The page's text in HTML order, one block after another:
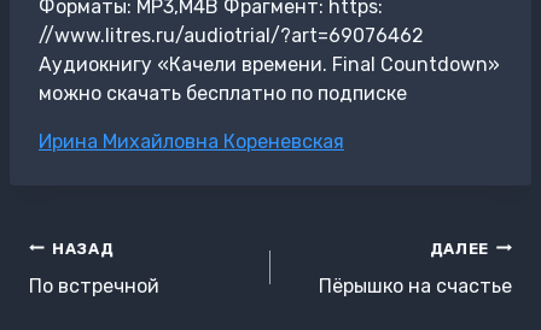
Форматы: MP3,M4B Фрагмент: https:
//www.litres.ru/audiotrial/?art=69076462
Аудиокнигу «Качели времени. Final Countdown»
можно скачать бесплатно по подписке
Метки
Ирина Михайловна Кореневская
Навигация
по
НАЗАД
По встречной
ДАЛЕЕ
Пёрышко на счастье